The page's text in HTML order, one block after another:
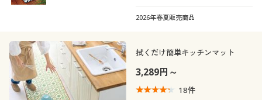
2026年春夏販売商品
拭くだけ簡単キッチンマット
3,289円～
18件